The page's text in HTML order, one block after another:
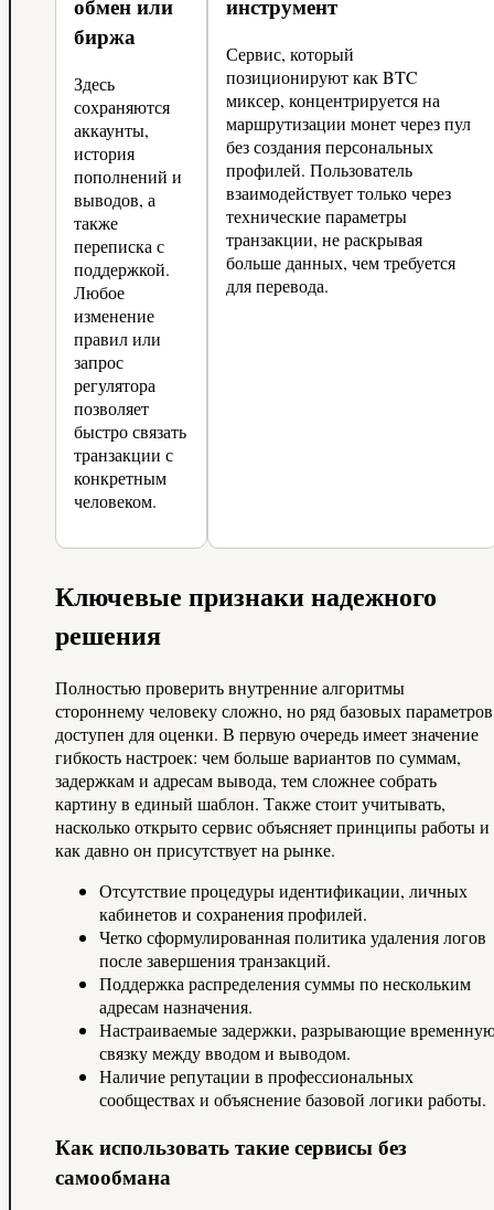
обмен или
биржа
Здесь
сохраняются
аккаунты,
история
пополнений и
выводов, а
также
переписка с
поддержкой.
Любое
изменение
правил или
запрос
регулятора
позволяет
быстро связать
транзакции с
конкретным
человеком.
инструмент
Сервис, который
позиционируют как BTC
миксер, концентрируется на
маршрутизации монет через пул
без создания персональных
профилей. Пользователь
взаимодействует только через
технические параметры
транзакции, не раскрывая
больше данных, чем требуется
для перевода.
Ключевые признаки надежного
решения
Полностью проверить внутренние алгоритмы
стороннему человеку сложно, но ряд базовых параметров
доступен для оценки. В первую очередь имеет значение
гибкость настроек: чем больше вариантов по суммам,
задержкам и адресам вывода, тем сложнее собрать
картину в единый шаблон. Также стоит учитывать,
насколько открыто сервис объясняет принципы работы и
как давно он присутствует на рынке.
Отсутствие процедуры идентификации, личных
кабинетов и сохранения профилей.
Четко сформулированная политика удаления логов
после завершения транзакций.
Поддержка распределения суммы по нескольким
адресам назначения.
Настраиваемые задержки, разрывающие
связку между вводом и выводом.
Наличие репутации в профессиональных
сообществах и объяснение базовой логики работы.
Как использовать такие сервисы без
самообмана